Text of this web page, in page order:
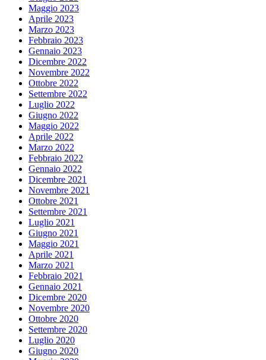
Maggio 2023
Aprile 2023
Marzo 2023
Febbraio 2023
Gennaio 2023
Dicembre 2022
Novembre 2022
Ottobre 2022
Settembre 2022
Luglio 2022
Giugno 2022
Maggio 2022
Aprile 2022
Marzo 2022
Febbraio 2022
Gennaio 2022
Dicembre 2021
Novembre 2021
Ottobre 2021
Settembre 2021
Luglio 2021
Giugno 2021
Maggio 2021
Aprile 2021
Marzo 2021
Febbraio 2021
Gennaio 2021
Dicembre 2020
Novembre 2020
Ottobre 2020
Settembre 2020
Luglio 2020
Giugno 2020